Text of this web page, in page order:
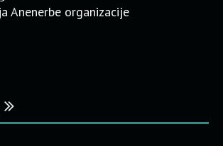
Anenerbe organizacije